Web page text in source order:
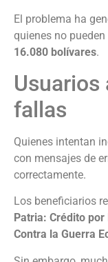
El problema ha
quienes no
16.080 bolívares.
fallas
Quienes intentan
con mensajes de
correctamente.
Los beneficiarios
Patria: Crédito
Contra la Guerra